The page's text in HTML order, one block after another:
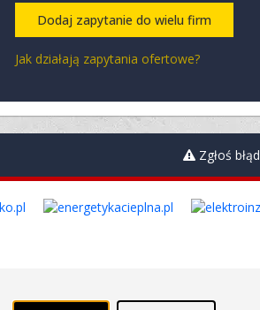
Dodaj zapytanie do wielu firm
Jak działają zapytania ofertowe?
Zgłoś błąd